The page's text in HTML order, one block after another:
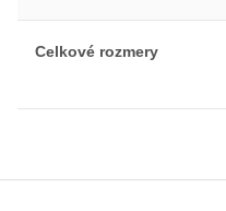
Celkové rozmery